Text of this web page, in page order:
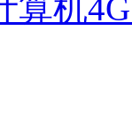
算机